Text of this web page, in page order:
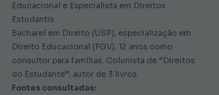
Educacional e Especialista em Direitos
Estudantis
Bacharel em Direito (USP), especialização em
Direito Educacional (FGV). 12 anos como
consultor para famílias. Colunista de “Direitos
do Estudante”; autor de 3 livros.
Fontes consultadas: